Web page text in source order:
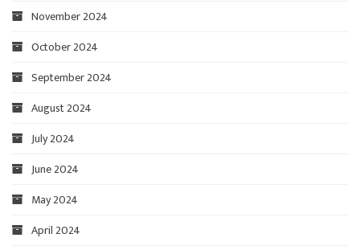
November 2024
October 2024
September 2024
August 2024
July 2024
June 2024
May 2024
April 2024